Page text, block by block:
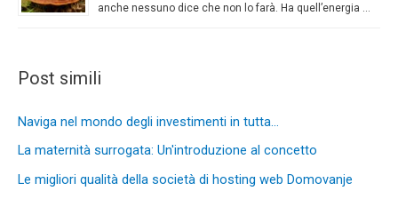
anche nessuno dice che non lo farà. Ha quell’energia …
Post simili
Naviga nel mondo degli investimenti in tutta…
La maternità surrogata: Un'introduzione al concetto
Le migliori qualità della società di hosting web Domovanje